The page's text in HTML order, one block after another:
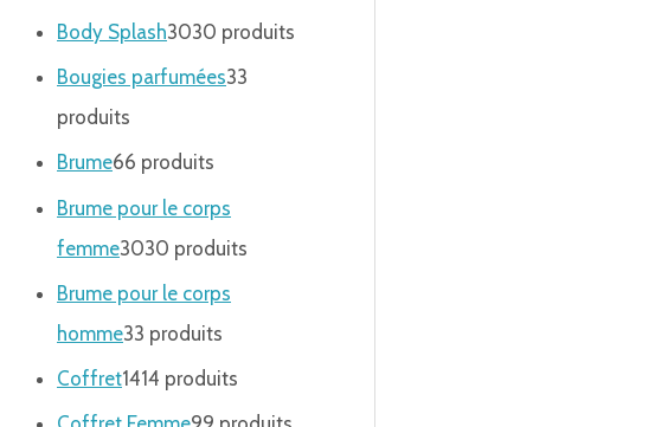
Body Splash3030 produits
Bougies parfumées33
produits
Brume66 produits
Brume pour le corps
femme3030 produits
Brume pour le corps
homme33 produits
Coffret1414 produits